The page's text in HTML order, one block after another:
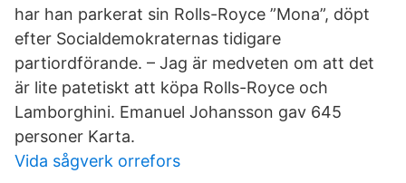
har han parkerat sin Rolls-Royce ”Mona”, döpt
efter Socialdemokraternas tidigare
partiordförande. – Jag är medveten om att det
är lite patetiskt att köpa Rolls-Royce och
Lamborghini. Emanuel Johansson gav 645
personer Karta.
Vida sågverk orrefors